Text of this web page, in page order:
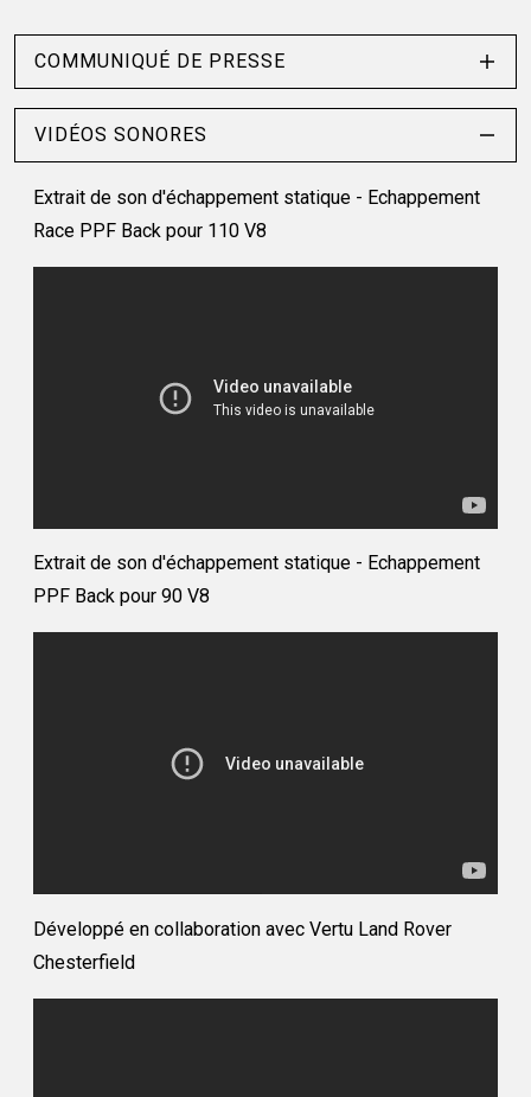
COMMUNIQUÉ DE PRESSE
VIDÉOS SONORES
Extrait de son d'échappement statique - Echappement
Race PPF Back pour 110 V8
Extrait de son d'échappement statique - Echappement
PPF Back pour 90 V8
Développé en collaboration avec Vertu Land Rover
Chesterfield